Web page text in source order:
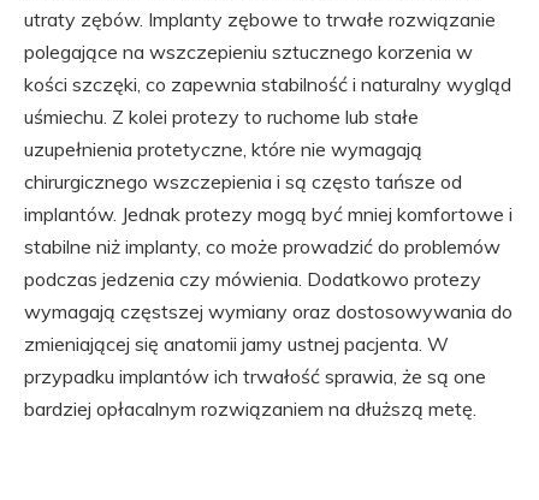
utraty zębów. Implanty zębowe to trwałe rozwiązanie
polegające na wszczepieniu sztucznego korzenia w
kości szczęki, co zapewnia stabilność i naturalny wygląd
uśmiechu. Z kolei protezy to ruchome lub stałe
uzupełnienia protetyczne, które nie wymagają
chirurgicznego wszczepienia i są często tańsze od
implantów. Jednak protezy mogą być mniej komfortowe i
stabilne niż implanty, co może prowadzić do problemów
podczas jedzenia czy mówienia. Dodatkowo protezy
wymagają częstszej wymiany oraz dostosowywania do
zmieniającej się anatomii jamy ustnej pacjenta. W
przypadku implantów ich trwałość sprawia, że są one
bardziej opłacalnym rozwiązaniem na dłuższą metę.